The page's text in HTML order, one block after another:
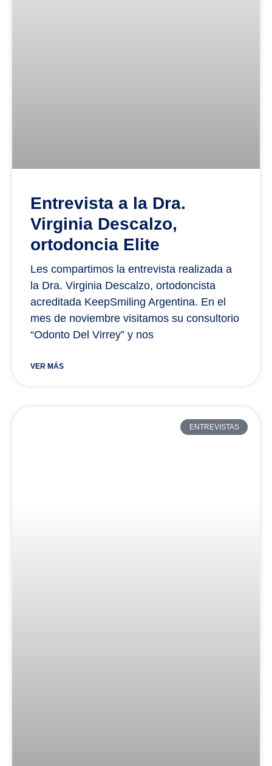
Entrevista a la Dra.
Virginia Descalzo,
ortodoncia Elite
Les compartimos la entrevista realizada a
la Dra. Virginia Descalzo, ortodoncista
acreditada KeepSmiling Argentina. En el
mes de noviembre visitamos su consultorio
“Odonto Del Virrey” y nos
VER MÁS
ENTREVISTAS